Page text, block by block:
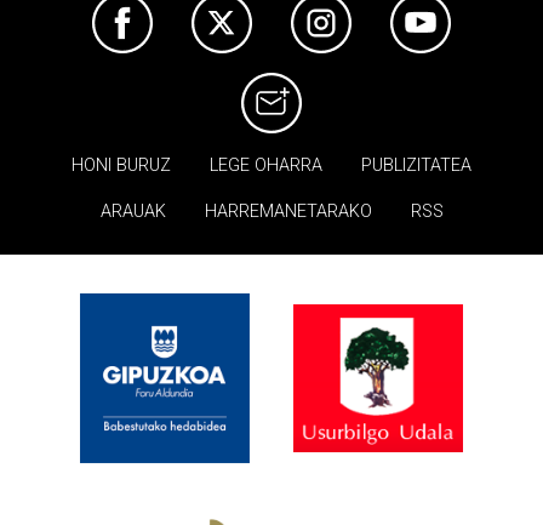
HONI BURUZ LEGE OHARRA PUBLIZITATEA
ARAUAK HARREMANETARAKO RSS